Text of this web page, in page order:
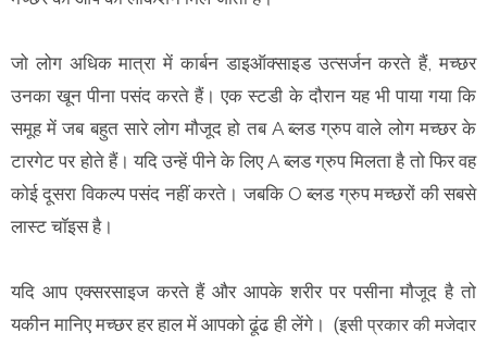
जो लोग अधिक मात्रा में कार्बन डाइऑक्साइड उत्सर्जन करते हैं, मच्छर
उनका खून पीना पसंद करते हैं। एक स्टडी के दौरान यह भी पाया गया कि
समूह में जब बहुत सारे लोग मौजूद हो तब A ब्लड ग्रुप वाले लोग मच्छर के
टारगेट पर होते हैं। यदि उन्हें पीने के लिए A ब्लड ग्रुप मिलता है तो फिर वह
कोई दूसरा विकल्प पसंद नहीं करते। जबकि O ब्लड ग्रुप मच्छरों की सबसे
लास्ट चॉइस है।
यदि आप एक्सरसाइज करते हैं और आपके शरीर पर पसीना मौजूद है तो
यकीन मानिए मच्छर हर हाल में आपको ढूंढ ही लेंगे। (इसी प्रकार की मजेदार